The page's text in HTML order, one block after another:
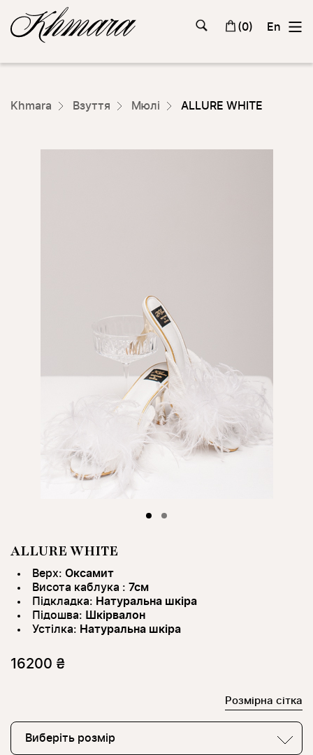
(0) En
Khmara Взуття Мюлі ALLURE WHITE
ALLURE WHITE
Верх: Оксамит
Висота каблука : 7см
Підкладка: Натуральна шкіра
Підошва: Шкірвалон
Устілка: Натуральна шкіра
16200 ₴
Розмірна сітка
Виберіть розмір